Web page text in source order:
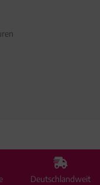
Deutschlandweit